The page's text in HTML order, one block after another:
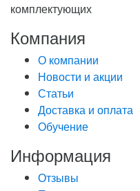
комплектующих
Компания
О компании
Новости и акции
Статьи
Доставка и оплата
Обучение
Информация
Отзывы